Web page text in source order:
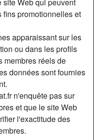
promotionnelles et
apparaissant sur les
ou dans les profils
membres réels de
données sont fournies
n'enquête pas sur
et que le site Web
l'exactitude des
67 Kg
Oui
un mec sexy, viril et
a l'écoute de toutes
discrète. J'aime les
visage caché. Envoyer
les scénarios